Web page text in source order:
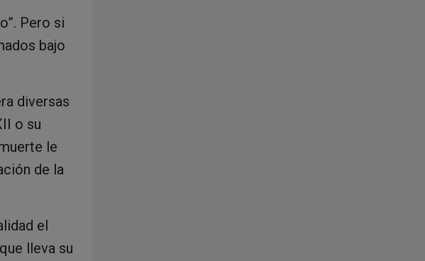
Pero si
bajo
diversas
o su
le
de la
el
lleva su